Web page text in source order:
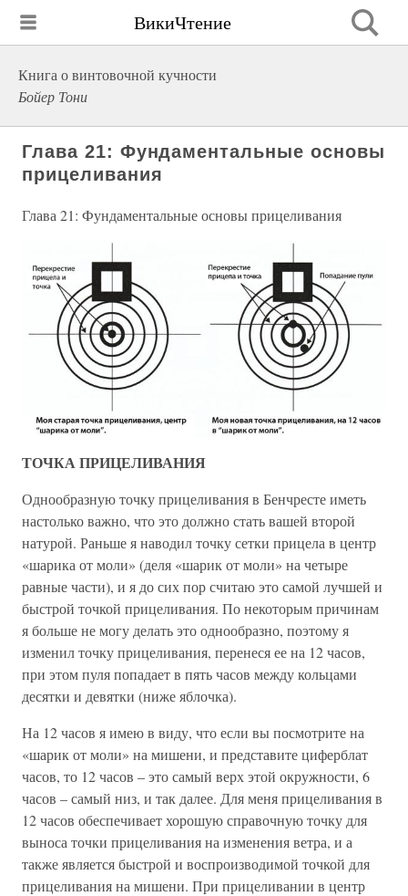
ВикиЧтение
Книга о винтовочной кучности
Бойер Тони
Глава 21: Фундаментальные основы
прицеливания
Глава 21: Фундаментальные основы прицеливания
ТОЧКА ПРИЦЕЛИВАНИЯ
Однообразную точку прицеливания в Бенчресте иметь
настолько важно, что это должно стать вашей второй
натурой. Раньше я наводил точку сетки прицела в центр
«шарика от моли» (деля «шарик от моли» на четыре
равные части), и я до сих пор считаю это самой лучшей и
быстрой точкой прицеливания. По некоторым причинам
я больше не могу делать это однообразно, поэтому я
изменил точку прицеливания, перенеся ее на 12 часов,
при этом пуля попадает в пять часов между кольцами
десятки и девятки (ниже яблочка).
На 12 часов я имею в виду, что если вы посмотрите на
«шарик от моли» на мишени, и представите циферблат
часов, то 12 часов – это самый верх этой окружности, 6
часов – самый низ, и так далее. Для меня прицеливания в
12 часов обеспечивает хорошую справочную точку для
выноса точки прицеливания на изменения ветра, и а
также является быстрой и воспроизводимой точкой для
прицеливания на мишени. При прицеливании в центр